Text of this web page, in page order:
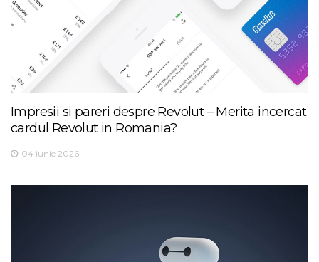
Impresii si pareri despre Revolut – Merita incercat
cardul Revolut in Romania?
04 iunie 2026